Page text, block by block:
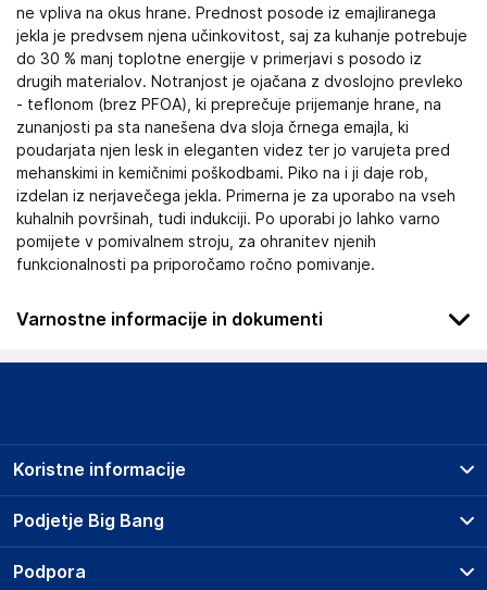
ne vpliva na okus hrane. Prednost posode iz emajliranega
jekla je predvsem njena učinkovitost, saj za kuhanje potrebuje
do 30 % manj toplotne energije v primerjavi s posodo iz
drugih materialov. Notranjost je ojačana z dvoslojno prevleko
- teflonom (brez PFOA), ki preprečuje prijemanje hrane, na
zunanjosti pa sta nanešena dva sloja črnega emajla, ki
poudarjata njen lesk in eleganten videz ter jo varujeta pred
mehanskimi in kemičnimi poškodbami. Piko na i ji daje rob,
izdelan iz nerjavečega jekla. Primerna je za uporabo na vseh
kuhalnih površinah, tudi indukciji. Po uporabi jo lahko varno
pomijete v pomivalnem stroju, za ohranitev njenih
funkcionalnosti pa priporočamo ročno pomivanje.
Varnostne informacije in dokumenti
Podatki o proizvajalcu
KRISTAL d.o.o. Rence
Slovenija
Podjetje Big Bang
O podjetju
Koristne informacije
Prodajna mesta
Storitve
Podpora